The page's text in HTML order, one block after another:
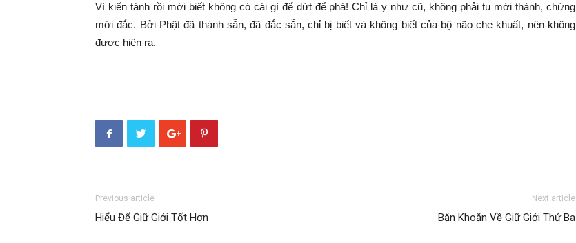
Vì kiến tánh rồi mới biết không có cái gì để dứt để phá! Chỉ là y như cũ, không phải tu mới thành, chứng
mới đắc. Bởi Phật đã thành sẵn, đã đắc sẵn, chỉ bị biết và không biết của bộ não che khuất, nên không
được hiện ra.
Previous article
Hiểu Để Giữ Giới Tốt Hơn
Next article
Băn Khoăn Về Giữ Giới Thứ Ba